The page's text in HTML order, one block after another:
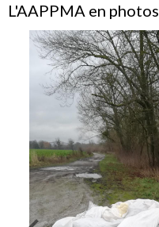
L'AAPPMA en photos